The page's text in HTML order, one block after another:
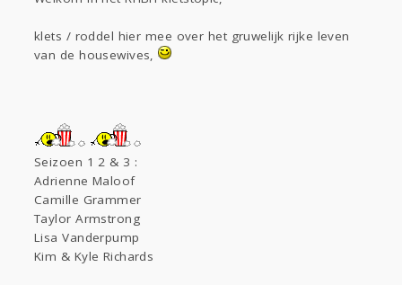
Gevraagd
Horen Doen
Zien
Lezen
klets / roddel hier mee over het gruwelijk rijke leven
van de housewives,
Seizoen 1 2 & 3 :
Adrienne Maloof
Camille Grammer
Taylor Armstrong
Lisa Vanderpump
Kim & Kyle Richards